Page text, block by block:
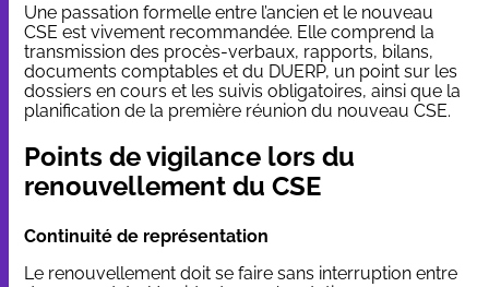
Une passation formelle entre l’ancien et le nouveau
CSE est vivement recommandée. Elle comprend la
transmission des procès-verbaux, rapports, bilans,
documents comptables et du DUERP, un point sur les
dossiers en cours et les suivis obligatoires, ainsi que la
planification de la première réunion du nouveau CSE.
Points de vigilance lors du
renouvellement du CSE
Continuité de représentation
Le renouvellement doit se faire sans interruption entre